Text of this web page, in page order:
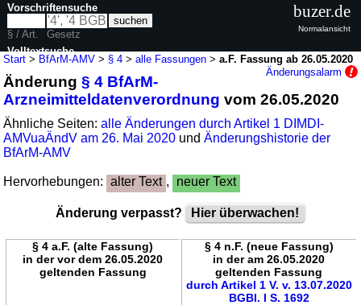
Start > BfArM-AMV > § 4 >alle Fassungen >a.F. Fassung ab 26.05.2020
Änderungsalarm
Änderung§ 4 BfArM-
Arzneimitteldatenverordnung vom 26.05.2020
Ähnliche Seiten:alle Änderungen durch Artikel 1 DIMDI-
AMVuaÄndV am 26. Mai 2020 undÄnderungshistorie der
BfArM-AMV
Hervorhebungen: alter Text , neuer Text
Änderung verpasst? Hier überwachen!
§ 4 a.F. (alte Fassung)
in der vor dem 26.05.2020
geltenden Fassung
§ 4 n.F. (neue Fassung)
in der am 26.05.2020
geltenden Fassung
durch Artikel 1 V. v. 13.07.2020
BGBl. I S. 1692
Vorschriftensuche
§ / Art.
Gesetz
Volltextsuche
nur in BfArM-AMV
buzer.de
Normalansicht